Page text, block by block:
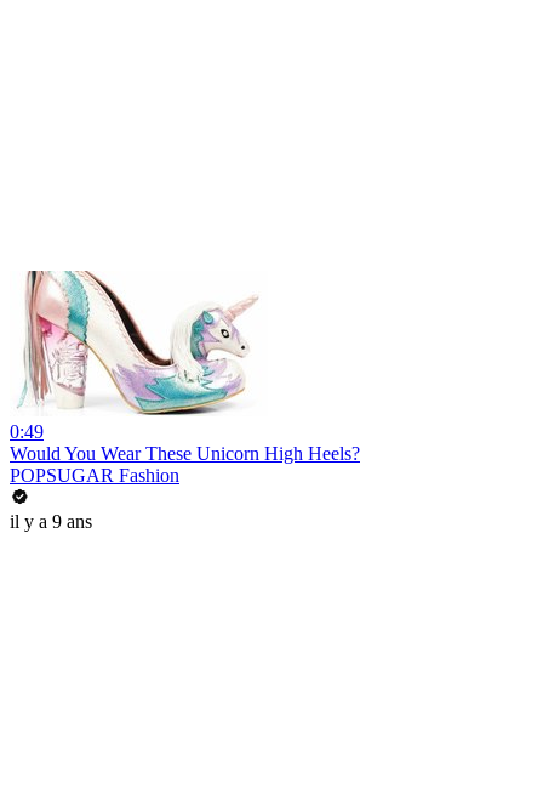
0:49
Would You Wear These Unicorn High Heels?
POPSUGAR Fashion
il y a 9 ans